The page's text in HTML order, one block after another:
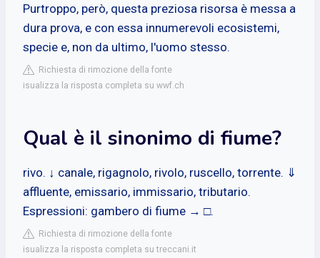
Purtroppo, però, questa preziosa risorsa è messa a
dura prova, e con essa innumerevoli ecosistemi,
specie e, non da ultimo, l'uomo stesso.
Richiesta di rimozione della fonte
isualizza la risposta completa su wwf.ch
Qual è il sinonimo di fiume?
rivo. ↓ canale, rigagnolo, rivolo, ruscello, torrente. ⇓
affluente, emissario, immissario, tributario.
Espressioni: gambero di fiume → □.
Richiesta di rimozione della fonte
isualizza la risposta completa su treccani.it